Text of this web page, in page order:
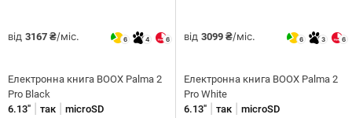
від 3167 ₴/міс. 6 4 6
Електронна книга BOOX Palma 2
Pro Black
6.13"
так microSD
від 3099 ₴/міс. 6 3 6
Електронна книга BOOX Palma 2
Pro White
6.13"
так microSD